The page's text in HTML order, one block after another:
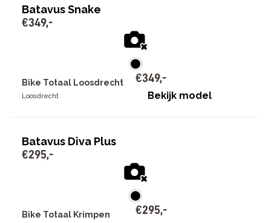
Batavus Snake
€349,-
Bike Totaal Loosdrecht
Loosdrecht
€349,-
Bekijk model
Batavus Diva Plus
€295,-
Bike Totaal Krimpen €295,-